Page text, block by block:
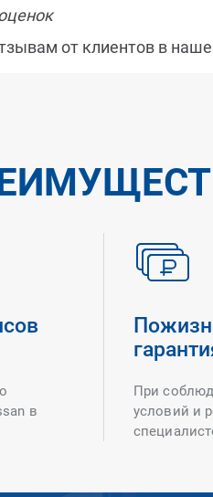
от клиентов в
в
При
условий и